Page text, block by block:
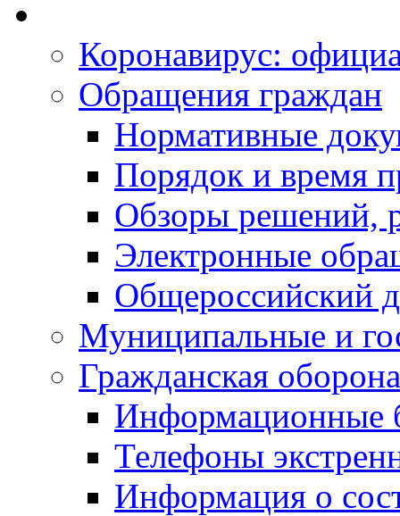
Коронавирус:
Обращения граждан
Нормативные
Порядок и время
Обзоры решений,
Электронные
Общероссийский
Муниципальные и
Гражданская
Информационные
Телефоны
Информация о